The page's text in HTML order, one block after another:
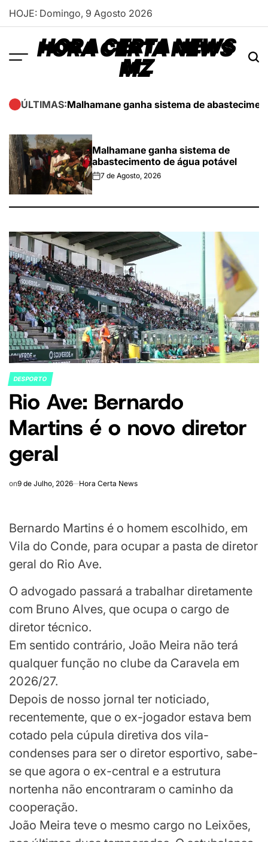
Skip
HOJE: Domingo, 9 Agosto 2026
HORA CERTA NEWS
MZ
ÚLTIMAS:Malhamane ganha sistema de
Malhamane ganha sistema de
abastecimento de água potável
on7 de Agosto, 2026
POSTED
IN
DESPORTO
Rio Ave: Bernardo
Martins é o novo diretor
geral
on9 de Julho, 2026 Hora Certa News
Bernardo Martins é o homem escolhido, em
Vila do Conde, para ocupar a pasta de diretor
geral do Rio Ave.
O advogado passará a trabalhar diretamente
com Bruno Alves, que ocupa o cargo de
diretor técnico.
Em sentido contrário, João Meira não terá
qualquer função no clube da Caravela em
2026/27.
Depois de nosso jornal ter noticiado,
recentemente, que o ex-jogador estava bem
cotado pela cúpula diretiva dos vila-
condenses para ser o diretor esportivo, sabe-
se que agora o ex-central e a estrutura
nortenha não encontraram o caminho da
cooperação.
João Meira teve o mesmo cargo no Leixões,